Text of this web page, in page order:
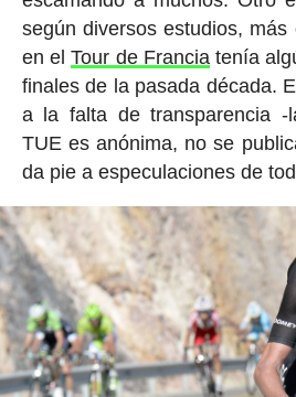
según diversos estudios,
en elTour de Franciatenía
finales de la pasada década.
a la falta de transparencia -
TUE es anónima, no se
da pie a especulaciones de